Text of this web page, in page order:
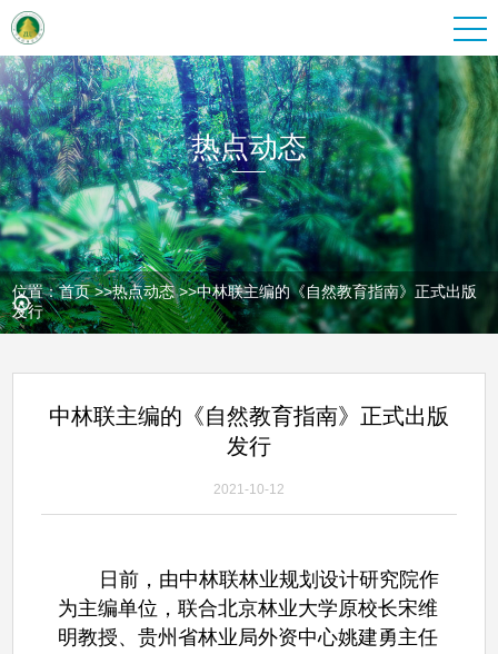
热点动态
位置：首页>>热点动态>>中林联主编的《自然教育指南》正式出版
发行
中林联主编的《自然教育指南》正式出版
发行
2021-10-12
日前，由中林联林业规划设计研究院作
为主编单位，联合北京林业大学原校长宋维
明教授、贵州省林业局外资中心姚建勇主任